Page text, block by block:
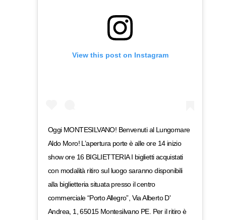
View this post on Instagram
Oggi MONTESILVANO! Benvenuti al Lungomare
Aldo Moro! L’apertura porte è alle ore 14 inizio
show ore 16 BIGLIETTERIA I biglietti acquistati
con modalità ritiro sul luogo saranno disponibili
alla biglietteria situata presso il centro
commerciale “Porto Allegro”, Via Alberto D'
Andrea, 1, 65015 Montesilvano PE. Per il ritiro è